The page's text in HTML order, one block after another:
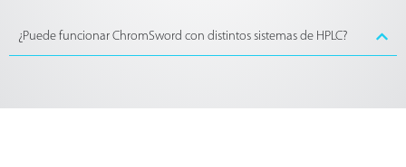
¿Puede funcionar ChromSword con distintos sistemas de HPLC?